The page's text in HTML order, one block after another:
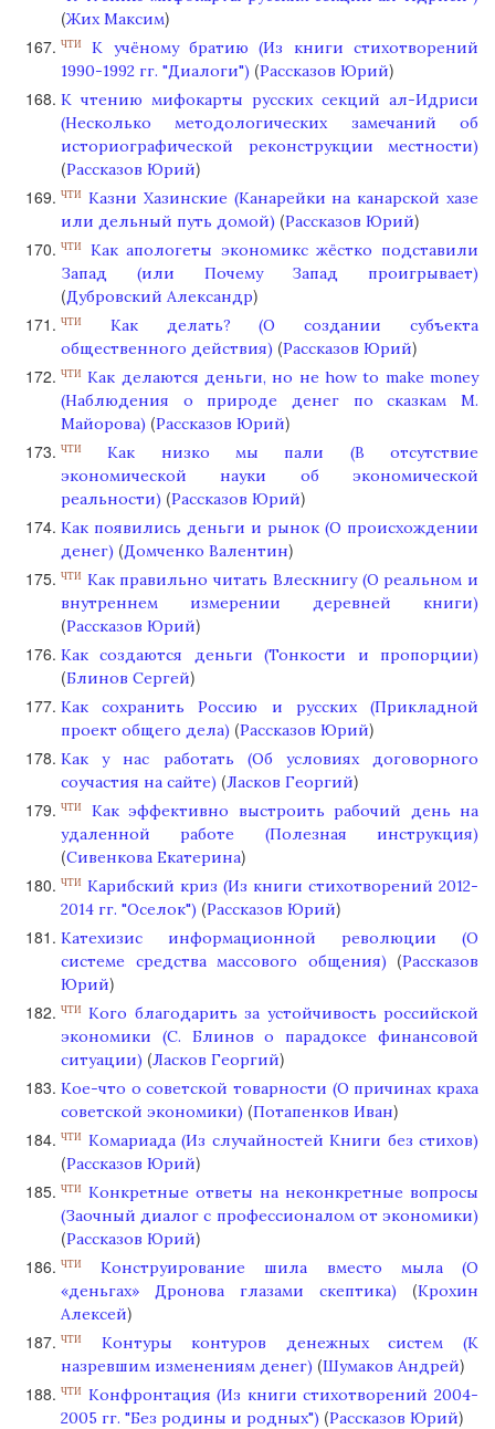
(Жих Максим)
ЧТИ
К учёному братию (Из книги стихотворений
1990-1992 гг. "Диалоги") (Рассказов Юрий)
К чтению мифокарты русских секций ал-Идриси
(Несколько методологических замечаний об
историографической реконструкции местности)
(Рассказов Юрий)
ЧТИ
Казни Хазинские (Канарейки на канарской хазе
или дельный путь домой) (Рассказов Юрий)
ЧТИ
Как апологеты экономикс жёстко подставили
Запад (или Почему Запад проигрывает)
(Дубровский Александр)
ЧТИ
Как делать? (О создании субъекта
общественного действия) (Рассказов Юрий)
ЧТИ
Как делаются деньги, но не how to make money
(Наблюдения о природе денег по сказкам М.
Майорова) (Рассказов Юрий)
ЧТИ
Как низко мы пали (В отсутствие
экономической науки об экономической
реальности) (Рассказов Юрий)
Как появились деньги и рынок (О происхождении
денег) (Домченко Валентин)
ЧТИ Как правильно читать Влескнигу (О реальном и
внутреннем измерении деревней книги)
(Рассказов Юрий)
Как создаются деньги (Тонкости и пропорции)
(Блинов Сергей)
Как сохранить Россию и русских (Прикладной
проект общего дела) (Рассказов Юрий)
Как у нас работать (Об условиях договорного
соучастия на сайте) (Ласков Георгий)
ЧТИ
Как эффективно выстроить рабочий день на
удаленной работе (Полезная инструкция)
(Сивенкова Екатерина)
ЧТИ Карибский криз (Из книги стихотворений 2012-
2014 гг. "Оселок") (Рассказов Юрий)
Катехизис информационной революции (О
системе средства массового общения) (Рассказов
Юрий)
ЧТИ
Кого благодарить за устойчивость российской
экономики (C. Блинов о парадоксе финансовой
ситуации) (Ласков Георгий)
Кое-что о советской товарности (О причинах краха
советской экономики) (Потапенков Иван)
ЧТИ Комариада (Из случайностей Книги без стихов)
(Рассказов Юрий)
ЧТИ
Конкретные ответы на неконкретные вопросы
(Заочный диалог с профессионалом от экономики)
(Рассказов Юрий)
ЧТИ
Конструирование шила вместо мыла (О
«деньгах» Дронова глазами скептика)
(Крохин
Алексей)
ЧТИ
Контуры контуров денежных систем (К
назревшим изменениям денег) (Шумаков Андрей)
ЧТИ
Конфронтация (Из книги стихотворений 2004-
2005 гг. "Без родины и родных") (Рассказов Юрий)